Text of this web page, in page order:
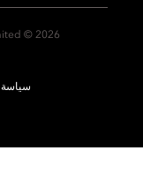
2026 © Mandarin Oriental Hotel Group Limited
سياسة